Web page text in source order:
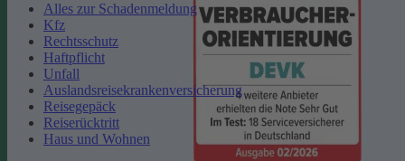
Alles zur Schadenmeldung
Kfz
Rechtsschutz
Haftpflicht
Unfall
Auslandsreisekrankenversicherung
Reisegepäck
Reiserücktritt
Haus und Wohnen